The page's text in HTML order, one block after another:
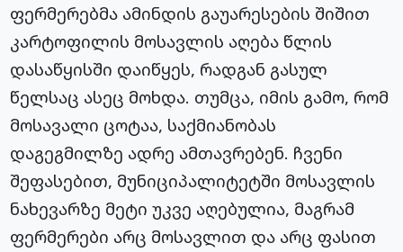
ფერმერებმა ამინდის გაუარესების შიშით
კარტოფილის მოსავლის აღება წლის
დასაწყისში დაიწყეს, რადგან გასულ
წელსაც ასეც მოხდა. თუმცა, იმის გამო, რომ
მოსავალი ცოტაა, საქმიანობას
დაგეგმილზე ადრე ამთავრებენ. ჩვენი
შეფასებით, მუნიციპალიტეტში მოსავლის
ნახევარზე მეტი უკვე აღებულია, მაგრამ
ფერმერები არც მოსავლით და არც ფასით